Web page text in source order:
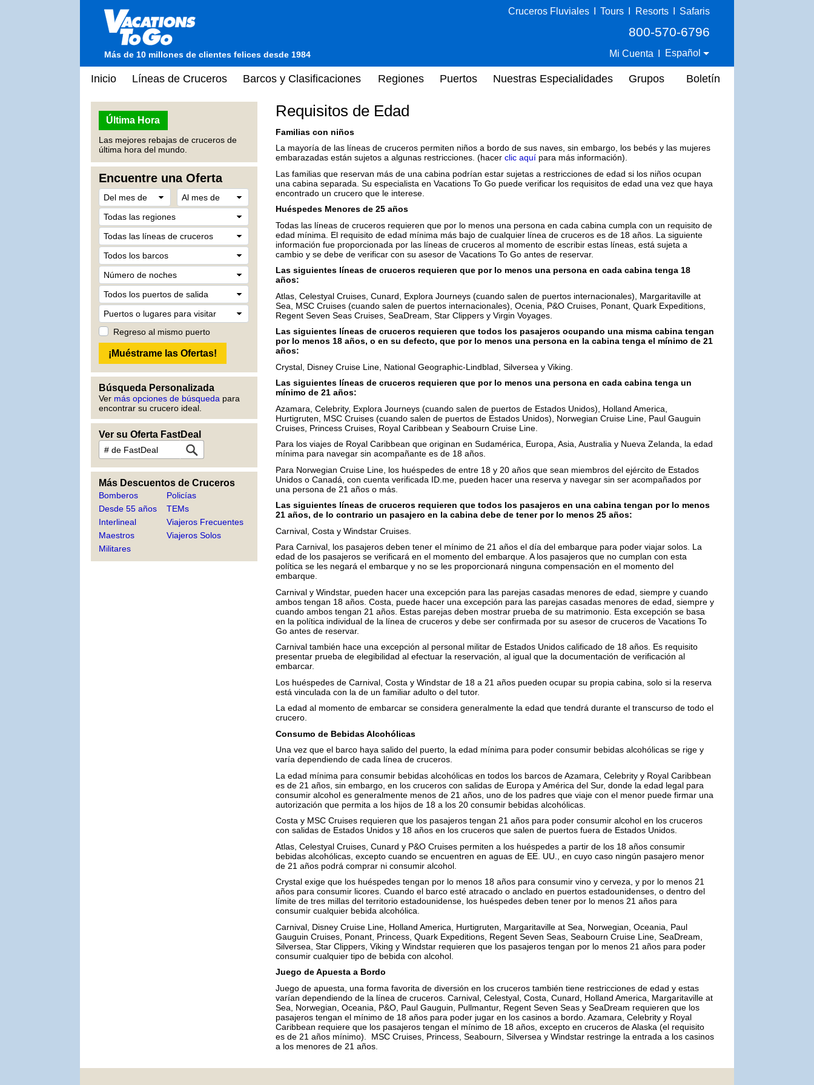
Más de 10 millones de clientes felices desde 1984
Cruceros Fluviales Tours Resorts Safaris
800-570-6796
Mi Cuenta Español
Inicio Líneas de Cruceros Barcos y Clasificaciones Regiones Puertos Nuestras Especialidades Grupos Boletín
Última Hora
Las mejores rebajas de cruceros de
última hora del mundo.
Encuentre una Oferta
Regreso al mismo puerto
Búsqueda Personalizada
Ver más opciones de búsqueda para
encontrar su crucero ideal.
Ver su Oferta FastDeal
Más Descuentos de Cruceros
Bomberos
Desde 55 años
Interlineal
Maestros
Militares
Policías
TEMs
Viajeros Frecuentes
Viajeros Solos
Requisitos de Edad
Familias con niños
La mayoría de las líneas de cruceros permiten niños a bordo de sus naves, sin embargo, los bebés y las mujeres
embarazadas están sujetos a algunas restricciones. (hacer clic aquí para más información).
Las familias que reservan más de una cabina podrían estar sujetas a restricciones de edad si los niños ocupan
una cabina separada. Su especialista en Vacations To Go puede verificar los requisitos de edad una vez que haya
encontrado un crucero que le interese.
Huéspedes Menores de 25 años
Todas las líneas de cruceros requieren que por lo menos una persona en cada cabina cumpla con un requisito de
edad mínima. El requisito de edad mínima más bajo de cualquier línea de cruceros es de 18 años. La siguiente
información fue proporcionada por las líneas de cruceros al momento de escribir estas líneas, está sujeta a
cambio y se debe de verificar con su asesor de Vacations To Go antes de reservar.
Las siguientes líneas de cruceros requieren que por lo menos una persona en cada cabina tenga 18
años:
Atlas, Celestyal Cruises, Cunard, Explora Journeys (cuando salen de puertos internacionales), Margaritaville at
Sea, MSC Cruises (cuando salen de puertos internacionales), Ocenia, P&O Cruises, Ponant, Quark Expeditions,
Regent Seven Seas Cruises, SeaDream, Star Clippers y Virgin Voyages.
Las siguientes líneas de cruceros requieren que todos los pasajeros ocupando una misma cabina tengan
por lo menos 18 años, o en su defecto, que por lo menos una persona en la cabina tenga el mínimo de 21
años:
Crystal, Disney Cruise Line, National Geographic-Lindblad, Silversea y Viking.
Las siguientes líneas de cruceros requieren que por lo menos una persona en cada cabina tenga un
mínimo de 21 años:
Azamara, Celebrity, Explora Journeys (cuando salen de puertos de Estados Unidos), Holland America,
Hurtigruten, MSC Cruises (cuando salen de puertos de Estados Unidos), Norwegian Cruise Line, Paul Gauguin
Cruises, Princess Cruises, Royal Caribbean y Seabourn Cruise Line.
Para los viajes de Royal Caribbean que originan en Sudamérica, Europa, Asia, Australia y Nueva Zelanda, la edad
mínima para navegar sin acompañante es de 18 años.
Para Norwegian Cruise Line, los huéspedes de entre 18 y 20 años que sean miembros del ejército de Estados
Unidos o Canadá, con cuenta verificada ID.me, pueden hacer una reserva y navegar sin ser acompañados por
una persona de 21 años o más.
Las siguientes líneas de cruceros requieren que todos los pasajeros en una cabina tengan por lo menos
21 años, de lo contrario un pasajero en la cabina debe de tener por lo menos 25 años:
Carnival, Costa y Windstar Cruises.
Para Carnival, los pasajeros deben tener el mínimo de 21 años el día del embarque para poder viajar solos. La
edad de los pasajeros se verificará en el momento del embarque. A los pasajeros que no cumplan con esta
política se les negará el embarque y no se les proporcionará ninguna compensación en el momento del
embarque.
Carnival y Windstar, pueden hacer una excepción para las parejas casadas menores de edad, siempre y cuando
ambos tengan 18 años. Costa, puede hacer una excepción para las parejas casadas menores de edad, siempre y
cuando ambos tengan 21 años. Estas parejas deben mostrar prueba de su matrimonio. Esta excepción se basa
en la política individual de la línea de cruceros y debe ser confirmada por su asesor de cruceros de Vacations To
Go antes de reservar.
Carnival también hace una excepción al personal militar de Estados Unidos calificado de 18 años. Es requisito
presentar prueba de elegibilidad al efectuar la reservación, al igual que la documentación de verificación al
embarcar.
Los huéspedes de Carnival, Costa y Windstar de 18 a 21 años pueden ocupar su propia cabina, solo si la reserva
está vinculada con la de un familiar adulto o del tutor.
La edad al momento de embarcar se considera generalmente la edad que tendrá durante el transcurso de todo el
crucero.
Consumo de Bebidas Alcohólicas
Una vez que el barco haya salido del puerto, la edad mínima para poder consumir bebidas alcohólicas se rige y
varía dependiendo de cada línea de cruceros.
La edad mínima para consumir bebidas alcohólicas en todos los barcos de Azamara, Celebrity y Royal Caribbean
es de 21 años, sin embargo, en los cruceros con salidas de Europa y América del Sur, donde la edad legal para
consumir alcohol es generalmente menos de 21 años, uno de los padres que viaje con el menor puede firmar una
autorización que permita a los hijos de 18 a los 20 consumir bebidas alcohólicas.
Costa y MSC Cruises requieren que los pasajeros tengan 21 años para poder consumir alcohol en los cruceros
con salidas de Estados Unidos y 18 años en los cruceros que salen de puertos fuera de Estados Unidos.
Atlas, Celestyal Cruises, Cunard y P&O Cruises permiten a los huéspedes a partir de los 18 años consumir
bebidas alcohólicas, excepto cuando se encuentren en aguas de EE. UU., en cuyo caso ningún pasajero menor
de 21 años podrá comprar ni consumir alcohol.
Crystal exige que los huéspedes tengan por lo menos 18 años para consumir vino y cerveza, y por lo menos 21
años para consumir licores. Cuando el barco esté atracado o anclado en puertos estadounidenses, o dentro del
límite de tres millas del territorio estadounidense, los huéspedes deben tener por lo menos 21 años para
consumir cualquier bebida alcohólica.
Carnival, Disney Cruise Line, Holland America, Hurtigruten, Margaritaville at Sea, Norwegian, Oceania, Paul
Gauguin Cruises, Ponant, Princess, Quark Expeditions, Regent Seven Seas, Seabourn Cruise Line, SeaDream,
Silversea, Star Clippers, Viking y Windstar requieren que los pasajeros tengan por lo menos 21 años para poder
consumir cualquier tipo de bebida con alcohol.
Juego de Apuesta a Bordo
Juego de apuesta, una forma favorita de diversión en los cruceros también tiene restricciones de edad y estas
varían dependiendo de la línea de cruceros. Carnival, Celestyal, Costa, Cunard, Holland America, Margaritaville at
Sea, Norwegian, Oceania, P&O, Paul Gauguin, Pullmantur, Regent Seven Seas y SeaDream requieren que los
pasajeros tengan el mínimo de 18 años para poder jugar en los casinos a bordo. Azamara, Celebrity y Royal
Caribbean requiere que los pasajeros tengan el mínimo de 18 años, excepto en cruceros de Alaska (el requisito
es de 21 años mínimo). MSC Cruises, Princess, Seabourn, Silversea y Windstar restringe la entrada a los casinos
a los menores de 21 años.